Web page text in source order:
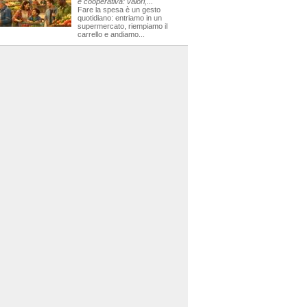
Fare la spesa è un gesto
quotidiano: entriamo in un
supermercato, riempiamo il
carrello e andiamo...